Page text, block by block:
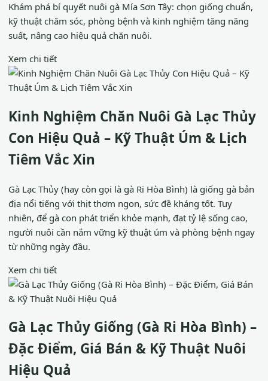
Khám phá bí quyết nuôi gà Mía Sơn Tây: chọn giống chuẩn,
kỹ thuật chăm sóc, phòng bệnh và kinh nghiệm tăng năng
suất, nâng cao hiệu quả chăn nuôi.
Xem chi tiết
Kinh Nghiệm Chăn Nuôi Gà Lạc Thủy
Con Hiệu Quả – Kỹ Thuật Úm & Lịch
Tiêm Vắc Xin
Gà Lạc Thủy (hay còn gọi là gà Ri Hòa Bình) là giống gà bản
địa nổi tiếng với thịt thơm ngon, sức đề kháng tốt. Tuy
nhiên, để gà con phát triển khỏe mạnh, đạt tỷ lệ sống cao,
người nuôi cần nắm vững kỹ thuật úm và phòng bệnh ngay
từ những ngày đầu.
Xem chi tiết
Gà Lạc Thủy Giống (Gà Ri Hòa Bình) –
Đặc Điểm, Giá Bán & Kỹ Thuật Nuôi
Hiệu Quả